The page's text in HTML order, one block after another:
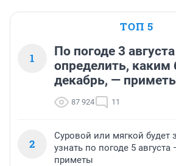
ТОП 5
1
По погоде 3
определить, каким
декабрь, —
87 924 11
2
Суровой или мягкой будет
узнать по погоде 5
приметы